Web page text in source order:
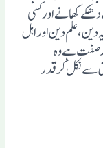
کھانے اورکسی
دین ، علم دین اور اہل
صفت ہے وہ
سے نکل کر قدر